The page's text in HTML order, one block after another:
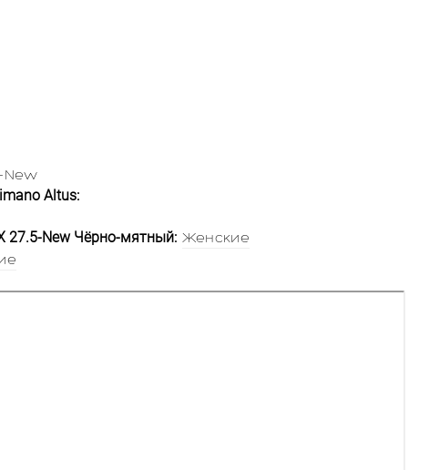
New
Altus:
27.5-New Чёрно-мятный: Женские